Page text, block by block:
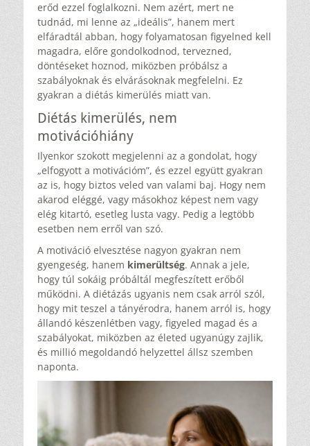
erőd ezzel foglalkozni. Nem azért, mert ne
tudnád, mi lenne az „ideális”, hanem mert
elfáradtál abban, hogy folyamatosan figyelned kell
magadra, előre gondolkodnod, tervezned,
döntéseket hoznod, miközben próbálsz a
szabályoknak és elvárásoknak megfelelni. Ez
gyakran a diétás kimerülés miatt van.
Diétás kimerülés, nem
motivációhiány
Ilyenkor szokott megjelenni az a gondolat, hogy
„elfogyott a motivációm”, és ezzel együtt gyakran
az is, hogy biztos veled van valami baj. Hogy nem
akarod eléggé, vagy másokhoz képest nem vagy
elég kitartó, esetleg lusta vagy. Pedig a legtöbb
esetben nem erről van szó.
A motiváció elvesztése nagyon gyakran nem
gyengeség, hanem kimerültség. Annak a jele,
hogy túl sokáig próbáltál megfeszített erőből
működni. A diétázás ugyanis nem csak arról szól,
hogy mit teszel a tányérodra, hanem arról is, hogy
állandó készenlétben vagy, figyeled magad és a
szabályokat, miközben az életed ugyanúgy zajlik,
és millió megoldandó helyzettel állsz szemben
naponta.